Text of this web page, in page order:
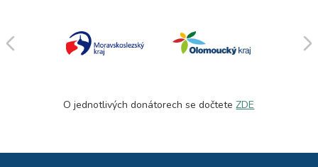
O jednotlivých donátorech se dočteteZDE